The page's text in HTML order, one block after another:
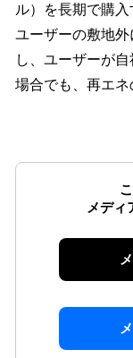
ル）を長期で購
ユーザーの敷地
し、ユーザーが
場合でも、再エネ
メディ